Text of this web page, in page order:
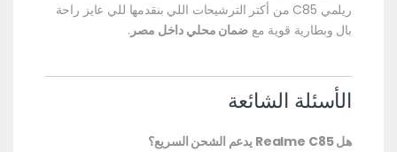
ريلمي C85 من أكتر الترشيحات اللي بنقدمها للي عايز راحة
بال وبطارية قوية معضمان محلي داخل مصر .
الأسئلة الشائعة
هل Realme C85 يدعم الشحن السريع؟